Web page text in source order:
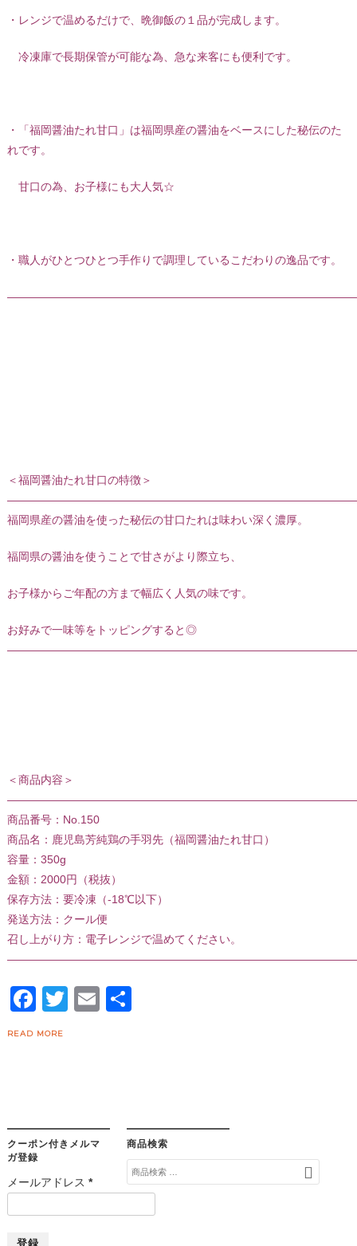
・レンジで温めるだけで、晩御飯の１品が完成します。
冷凍庫で長期保管が可能な為、急な来客にも便利です。
・「福岡醤油たれ甘口」は福岡県産の醤油をベースにした秘伝のた
れです。
甘口の為、お子様にも大人気☆
・職人がひとつひとつ手作りで調理しているこだわりの逸品です。
＜福岡醤油たれ甘口の特徴＞
福岡県産の醤油を使った秘伝の甘口たれは味わい深く濃厚。
福岡県の醤油を使うことで甘さがより際立ち、
お子様からご年配の方まで幅広く人気の味です。
お好みで一味等をトッピングすると◎
＜商品内容＞
商品番号：No.150
商品名：鹿児島芳純鶏の手羽先（福岡醤油たれ甘口）
容量：350g
金額：2000円（税抜）
保存方法：要冷凍（-18℃以下）
発送方法：クール便
召し上がり方：電子レンジで温めてください。
Facebook
TwitterEmail
READ MORE
クーポン付きメルマ
ガ登録
メールアドレス *
商品検索
検
索
象: